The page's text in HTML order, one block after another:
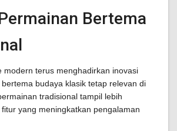
Bertema
modern terus menghadirkan inovasi
budaya klasik tetap relevan di
tradisional tampil lebih
yang meningkatkan pengalaman